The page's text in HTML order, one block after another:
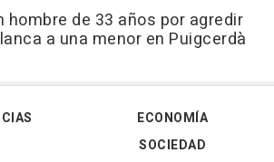
hombre de 33 años por agredir
a una menor en Puigcerdà
ECONOMÍA
SOCIEDAD